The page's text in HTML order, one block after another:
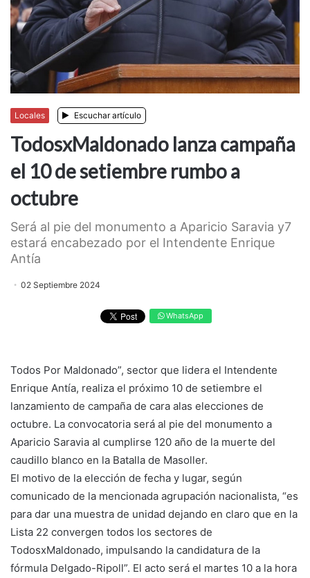
Locales Escuchar artículo
TodosxMaldonado lanza campaña
el 10 de setiembre rumbo a
octubre
Será al pie del monumento a Aparicio Saravia y7
estará encabezado por el Intendente Enrique
Antía
02 Septiembre 2024
WhatsApp
Todos Por Maldonado”, sector que lidera el Intendente
Enrique Antía, realiza el próximo 10 de setiembre el
lanzamiento de campaña de cara alas elecciones de
octubre. La convocatoria será al pie del monumento a
Aparicio Saravia al cumplirse 120 año de la muerte del
caudillo blanco en la Batalla de Masoller.
El motivo de la elección de fecha y lugar, según
comunicado de la mencionada agrupación nacionalista, “es
para dar una muestra de unidad dejando en claro que en la
Lista 22 convergen todos los sectores de
TodosxMaldonado, impulsando la candidatura de la
fórmula Delgado-Ripoll”. El acto será el martes 10 a la hora